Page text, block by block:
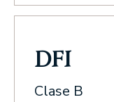
DFI
Clase B